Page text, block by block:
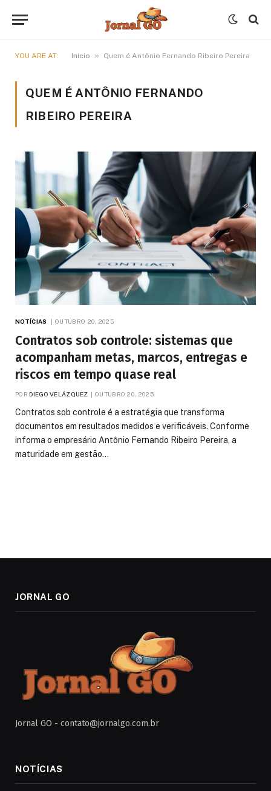
YOU ARE AT: Início » Quem é Antônio Fernando Ribeiro Pereira
QUEM É ANTÔNIO FERNANDO
RIBEIRO PEREIRA
NOTÍCIAS OUTUBRO 20, 2025
Contratos sob controle: sistemas que
acompanham metas, marcos, entregas e
riscos em tempo quase real
POR DIEGO VELÁZQUEZ OUTUBRO 20, 2025
Contratos sob controle é a estratégia que transforma
documentos em resultados medidos e verificáveis. Conforme
informa o empresário Antônio Fernando Ribeiro Pereira, a
maturidade em gestão…
JORNAL GO
Jornal GO - contato@jornalgo.com.br
NOTÍCIAS